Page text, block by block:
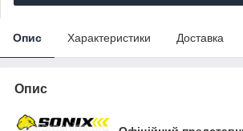
Опис Характеристики Доставка
Опис